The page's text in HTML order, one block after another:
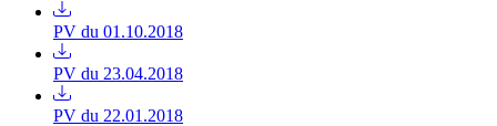
PV du 01.10.2018
PV du 23.04.2018
PV du 22.01.2018